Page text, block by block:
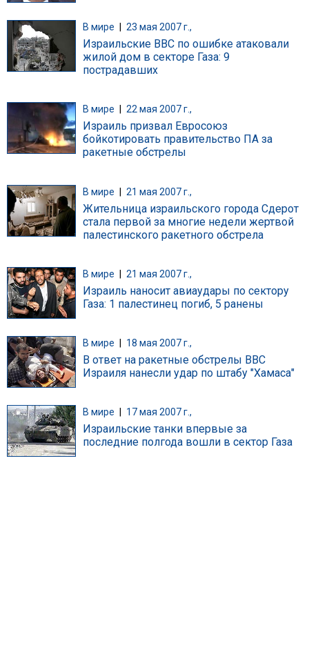
В мире 23 мая 2007 г.,
Израильские ВВС по ошибке атаковали
жилой дом в секторе Газа: 9
пострадавших
В мире 22 мая 2007 г.,
Израиль призвал Евросоюз
бойкотировать правительство ПА за
ракетные обстрелы
В мире | 21 мая 2007 г.,
Жительница израильского города Сдерот
стала первой за многие недели жертвой
палестинского ракетного обстрела
В мире 21 мая 2007 г.,
Израиль наносит авиаудары по сектору
Газа: 1 палестинец погиб, 5 ранены
В мире 18 мая 2007 г.,
В ответ на ракетные обстрелы ВВС
Израиля нанесли удар по штабу "Хамаса"
В мире 17 мая 2007 г.,
Израильские танки впервые за
последние полгода вошли в сектор Газа